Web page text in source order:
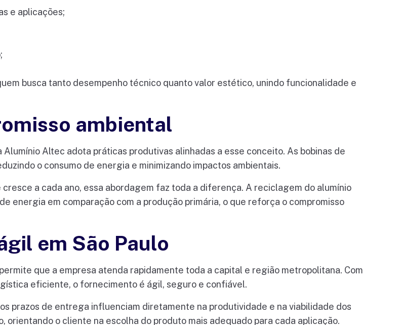
e aplicações;
busca tanto desempenho técnico quanto valor estético, unindo funcionalidade e
ambiental
Altec adota práticas produtivas alinhadas a esse conceito. As bobinas de
o consumo de energia e minimizando impactos ambientais.
a cada ano, essa abordagem faz toda a diferença. A reciclagem do alumínio
energia em comparação com a produção primária, o que reforça o compromisso
em São Paulo
permite que a empresa atenda rapidamente toda a capital e região metropolitana. Com
eficiente, o fornecimento é ágil, seguro e confiável.
prazos de entrega influenciam diretamente na produtividade e na viabilidade dos
o cliente na escolha do produto mais adequado para cada aplicação.